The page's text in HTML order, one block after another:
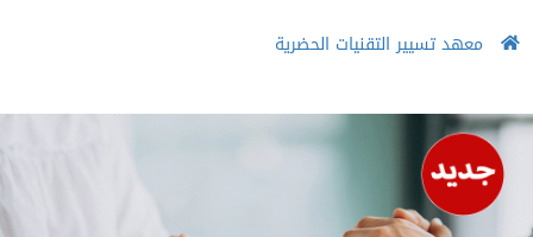
معهد تسيير التقنيات الحضرية